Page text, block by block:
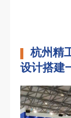
杭州精
设计搭建